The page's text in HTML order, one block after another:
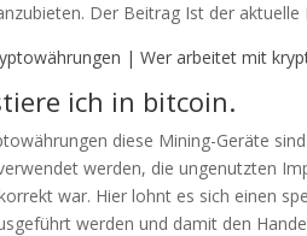
Der Beitrag Ist der
| Wer arbeitet mit
ich in bitcoin.
diese Mining-Geräte
werden, die ungenutzten
war. Hier lohnt es sich einen
werden und damit den